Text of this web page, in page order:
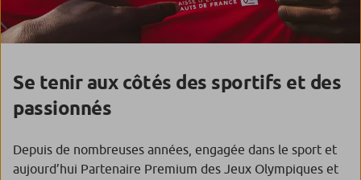
Se tenir aux côtés des sportifs et des
passionnés
Depuis de nombreuses années, engagée dans le sport et
aujourd’hui Partenaire Premium des Jeux Olympiques et